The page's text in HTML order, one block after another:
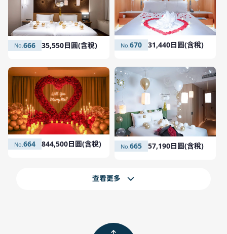
670 31,440日圓(含稅)
666 35,550日圓(含稅)
665 57,190日圓(含稅)
664 844,500日圓(含稅)
查看更多